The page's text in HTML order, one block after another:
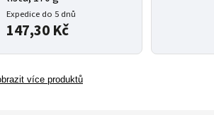
Expedice do 5 dnů
147,30 Kč
více produktů